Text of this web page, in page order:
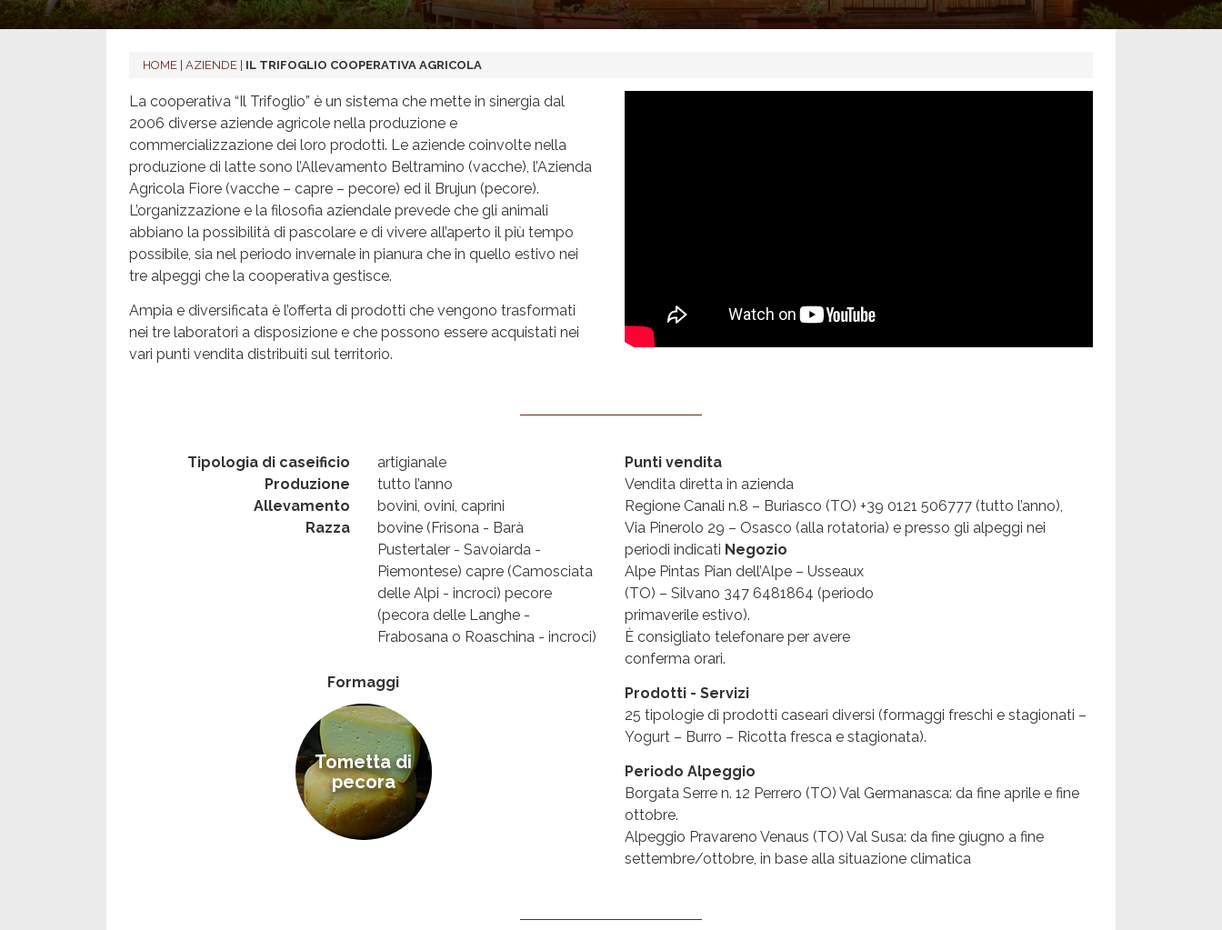
HOME AZIENDE IL TRIFOGLIO COOPERATIVA AGRICOLA
La cooperativa “Il Trifoglio” è un sistema che mette in sinergia dal
2006 diverse aziende agricole nella produzione e
commercializzazione dei loro prodotti. Le aziende coinvolte nella
produzione di latte sono l’Allevamento Beltramino (vacche), l’Azienda
Agricola Fiore (vacche – capre – pecore) ed il Brujun (pecore).
L’organizzazione e la filosofia aziendale prevede che gli animali
abbiano la possibilità di pascolare e di vivere all’aperto il più tempo
possibile, sia nel periodo invernale in pianura che in quello estivo nei
tre alpeggi che la cooperativa gestisce.
Ampia e diversificata è l’offerta di prodotti che vengono trasformati
nei tre laboratori a disposizione e che possono essere acquistati nei
vari punti vendita distribuiti sul territorio.
Tipologia di caseificio
artigianale
Produzione
tutto l’anno
Allevamento
bovini, ovini, caprini
Razza
bovine (Frisona - Barà
Pustertaler - Savoiarda -
Piemontese) capre (Camosciata
delle Alpi - incroci) pecore
(pecora delle Langhe -
Frabosana o Roaschina - incroci)
Formaggi
Tometta di
pecora
Punti vendita
Vendita diretta in azienda
Regione Canali n.8 – Buriasco (TO) +39 0121 506777 (tutto l’anno),
Via Pinerolo 29 – Osasco (alla rotatoria) e presso gli alpeggi nei
periodi indicati Negozio
Alpe Pintas Pian dell’Alpe – Usseaux
(TO) – Silvano 347 6481864 (periodo
primaverile estivo).
È consigliato telefonare per avere
conferma orari.
Prodotti - Servizi
25 tipologie di prodotti caseari diversi (formaggi freschi e stagionati –
Yogurt – Burro – Ricotta fresca e stagionata).
Periodo Alpeggio
Borgata Serre n. 12 Perrero (TO) Val Germanasca: da fine aprile e fine
ottobre.
Alpeggio Pravareno Venaus (TO) Val Susa: da fine giugno a fine
settembre/ottobre, in base alla situazione climatica